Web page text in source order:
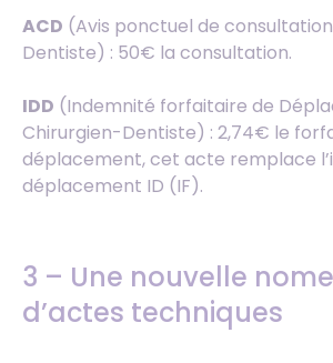
ACD (Avis ponctuel de
Dentiste) : 50€ la consultation.
IDD (Indemnité forfaitaire de
Chirurgien-Dentiste) : 2,74€ le
déplacement, cet acte remplace
déplacement ID (IF).
3 – Une nouvelle
d’actes techniques